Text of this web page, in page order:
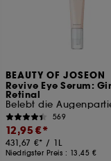
BEAUTY OF JOSEON
Revive Eye Serum:
Retinal
Belebt die
569
12,95 €
431,67 € / 1L
Niedrigster Preis : 13,45 €